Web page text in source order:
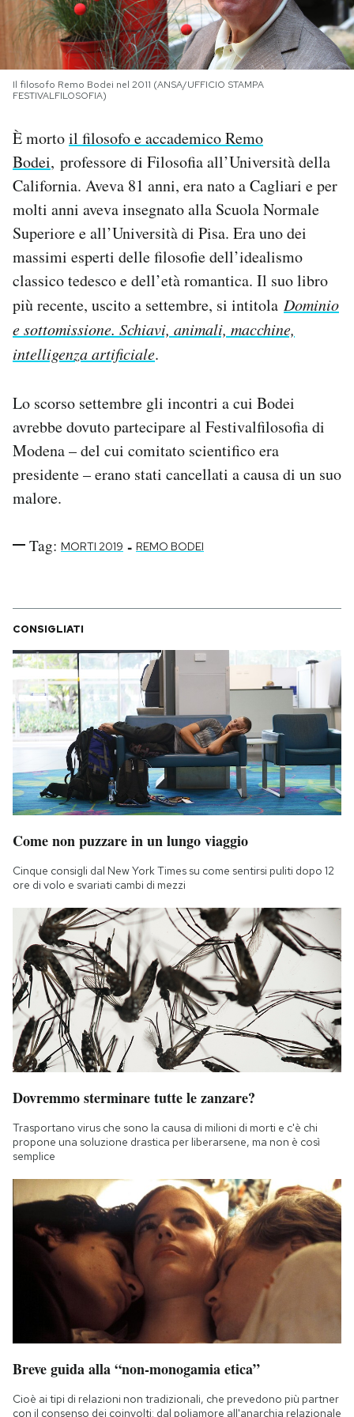
PODCAST
NEWSLETTER
I MIEI PREFERITI
SHOP
CALENDARIO
AREA PERSONALE
Area Personale
Notifiche mobile
Hai bisogno di aiuto?
Esci
Il filosofo Remo Bodei nel 2011 (ANSA/UFFICIO STAMPA
FESTIVALFILOSOFIA)
È mortoil filosofo e accademico Remo
Bodei, professore di Filosofia all’Università della
California. Aveva 81 anni, era nato a Cagliari e per
molti anni aveva insegnato alla Scuola Normale
Superiore e all’Università di Pisa. Era uno dei
massimi esperti delle filosofie dell’idealismo
classico tedesco e dell’età romantica. Il suo libro
più recente, uscito a settembre, si intitola Dominio
e sottomissione. Schiavi, animali, macchine,
intelligenza artificiale.
Lo scorso settembre gli incontri a cui Bodei
avrebbe dovuto partecipare al Festivalfilosofia di
Modena – del cui comitato scientifico era
presidente – erano stati cancellati a causa di un suo
malore.
Tag: MORTI 2019 - REMO BODEI
CONSIGLIATI
Come non puzzare in un lungo viaggio
Cinque consigli dal New York Times su come sentirsi puliti dopo 12
ore di volo e svariati cambi di mezzi
Dovremmo sterminare tutte le zanzare?
Trasportano virus che sono la causa di milioni di morti e c'è chi
propone una soluzione drastica per liberarsene, ma non è così
semplice
Breve guida alla “non-monogamia etica”
Cioè ai tipi di relazioni non tradizionali, che prevedono più partner
con il consenso dei coinvolti: dal poliamore all'anarchia relazionale